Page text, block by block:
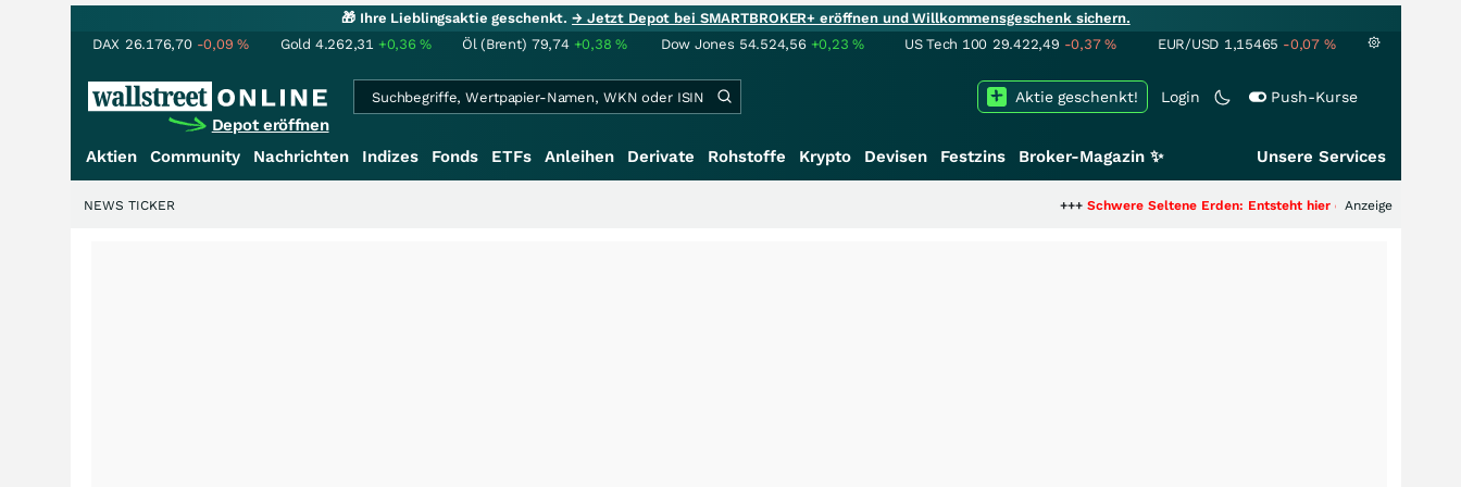
🎁 Ihre Lieblingsaktie geschenkt.→ Jetzt Depot bei SMARTBROKER+ eröffnen und Willkommensgeschenk sichern.
DAX 26.176,70 -0,09% Gold 4.262,31 +0,36% Öl (Brent) 79,74 +0,38% Dow Jones 54.524,56 +0,23% US Tech 100 29.422,49 -0,37% EUR/USD 1,15465 -0,07 %
Depot eröffnen
Login Push-Kurse
Aktie geschenkt!
Aktien Community Nachrichten Indizes Fonds ETFs Anleihen Derivate Rohstoffe Krypto Devisen Festzins Broker-Magazin ✨ Unsere Services
Schwere Seltene Erden: Entsteht hier die nächste Milliardenstory?
Anzeige
NEWS TICKER